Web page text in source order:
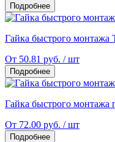
Подробнее
Гайка быстрого монтажа
От 50.81 руб. / шт
Подробнее
Гайка быстрого монтажа
От 72.00 руб. / шт
Подробнее